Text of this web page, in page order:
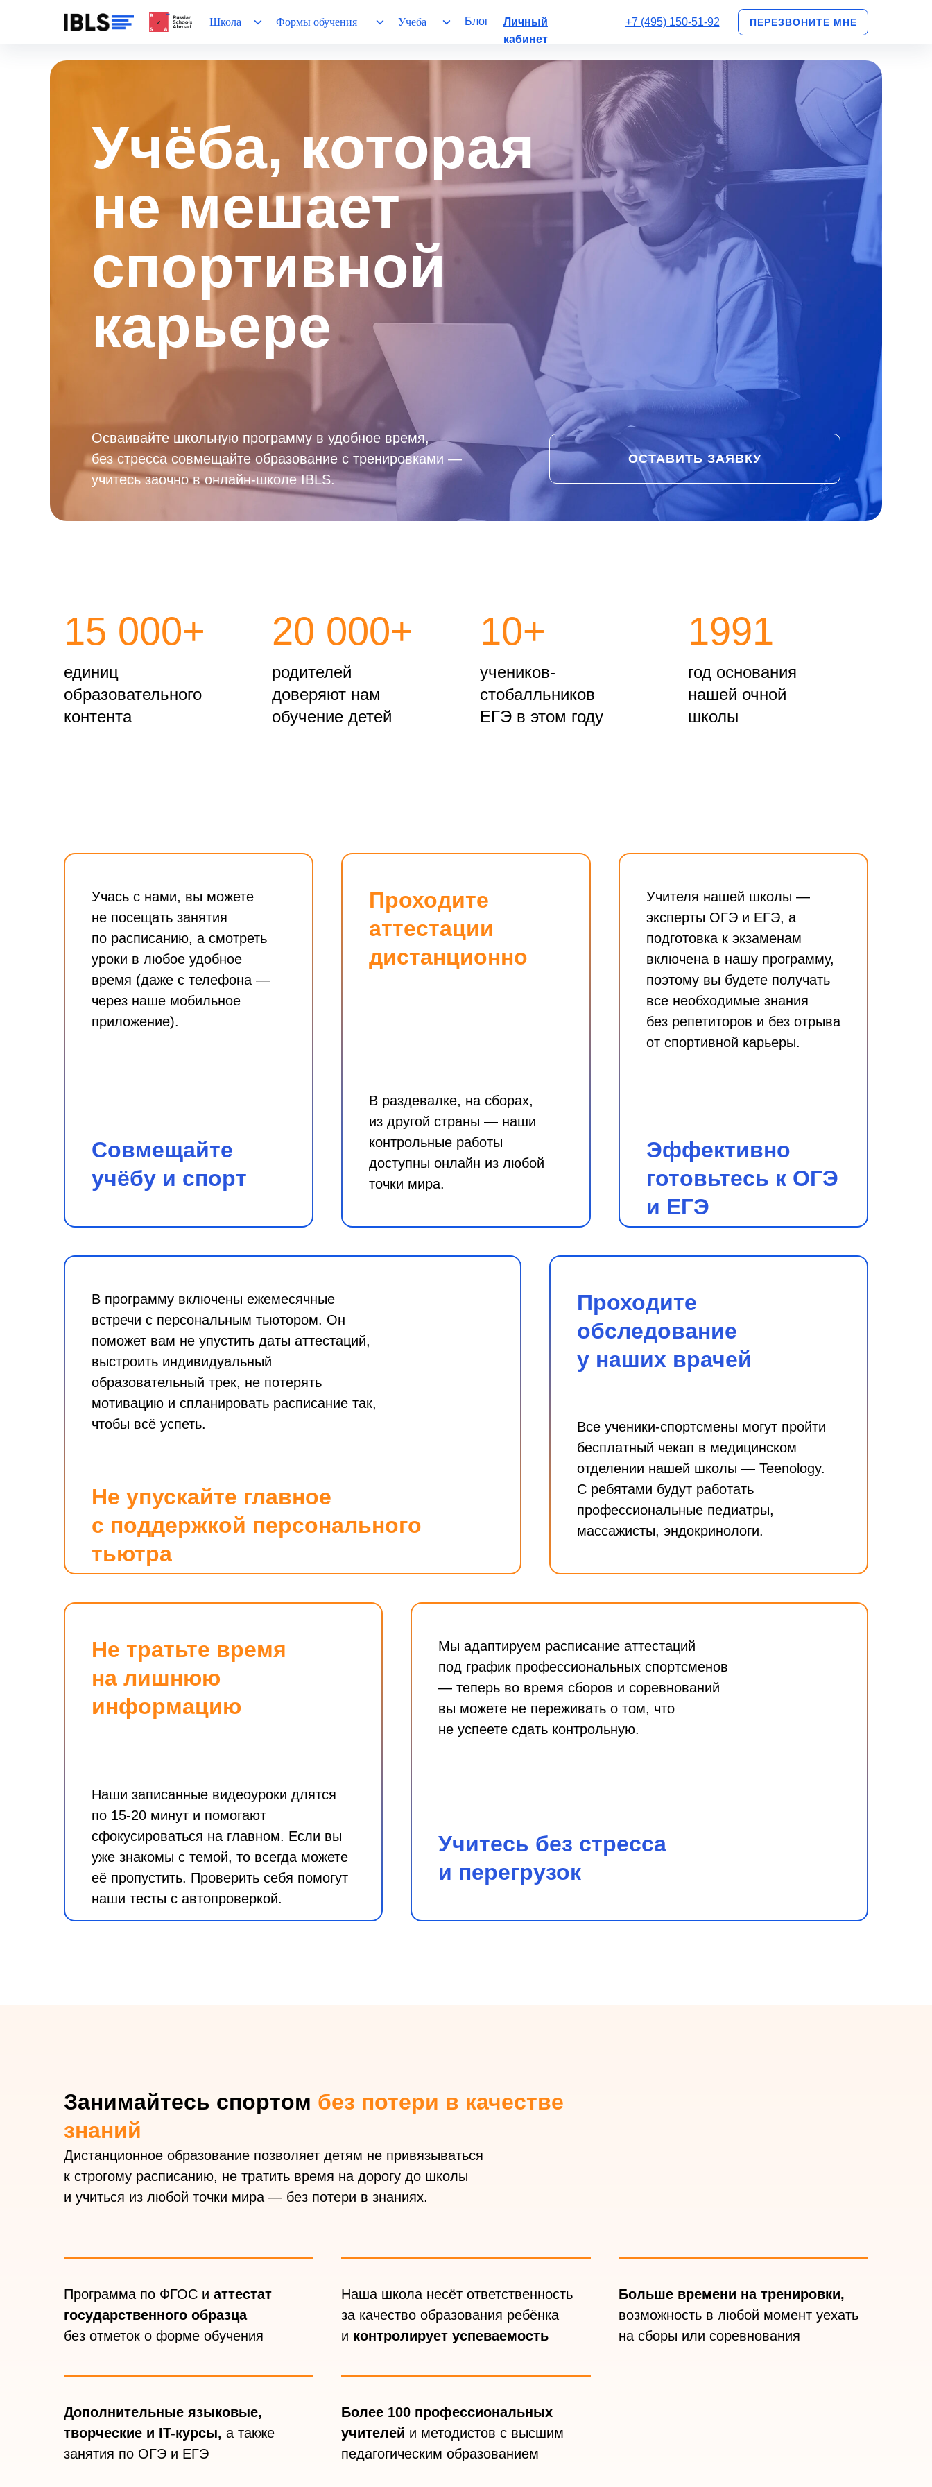
Блог
Личный
кабинет
+7 (495) 150-51-92 ПЕРЕЗВОНИТЕ МНЕ
Формы обучения Учеба
Школа
Осваивайте школьную программу в удобное время,
без стресса совмещайте образование с тренировками —
учитесь заочно в онлайн-школе IBLS.
ОСТАВИТЬ ЗАЯВКУ
Учёба, которая
не мешает
спортивной
карьере
15 000+
единиц
образовательного
контента
20 000+
родителей
доверяют нам
обучение детей
10+
учеников-
стобалльников
ЕГЭ в этом году
1991
год основания
нашей очной
школы
Совмещайте
учёбу и спорт
Учась с нами, вы можете
не посещать занятия
по расписанию, а смотреть
уроки в любое удобное
время (даже с телефона —
через наше мобильное
приложение).
Эффективно
готовьтесь к ОГЭ
и ЕГЭ
Учителя нашей школы —
эксперты ОГЭ и ЕГЭ, а
подготовка к экзаменам
включена в нашу программу,
поэтому вы будете получать
все необходимые знания
без репетиторов и без отрыва
от спортивной карьеры.
Проходите
аттестации
дистанционно
В раздевалке, на сборах,
из другой страны — наши
контрольные работы
доступны онлайн из любой
точки мира.
Не упускайте главное
с поддержкой персонального
тьютра
В программу включены ежемесячные
встречи с персональным тьютором. Он
поможет вам не упустить даты аттестаций,
выстроить индивидуальный
образовательный трек, не потерять
мотивацию и спланировать расписание так,
чтобы всё успеть.
Проходите
обследование
у наших врачей
Все ученики-спортсмены могут пройти
бесплатный чекап в медицинском
отделении нашей школы — Teenology.
С ребятами будут работать
профессиональные педиатры,
массажисты, эндокринологи.
Учитесь без стресса
и перегрузок
Мы адаптируем расписание аттестаций
под график профессиональных спортсменов
— теперь во время сборов и соревнований
вы можете не переживать о том, что
не успеете сдать контрольную.
Не тратьте время
на лишнюю
информацию
Наши записанные видеоуроки длятся
по 15-20 минут и помогают
сфокусироваться на главном. Если вы
уже знакомы с темой, то всегда можете
её пропустить. Проверить себя помогут
наши тесты с автопроверкой.
Занимайтесь спортом без потери в качестве
знаний
Дистанционное образование позволяет детям не привязываться
к строгому расписанию, не тратить время на дорогу до школы
и учиться из любой точки мира — без потери в знаниях.
Программа по ФГОС и аттестат
государственного образца
без отметок о форме обучения
Наша школа несёт ответственность
за качество образования ребёнка
и контролирует успеваемость
Больше времени на тренировки,
возможность в любой момент уехать
на сборы или соревнования
Дополнительные языковые,
творческие и IT-курсы, а также
занятия по ОГЭ и ЕГЭ
Более 100 профессиональных
учителей и методистов с высшим
педагогическим образованием